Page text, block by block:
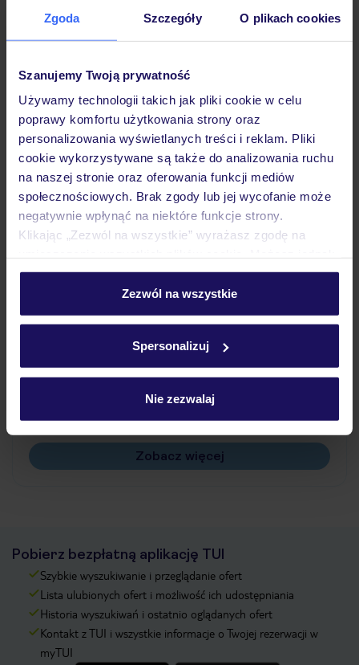
Zgoda Szczegóły O plikach cookies
Szanujemy Twoją prywatność
Używamy technologii takich jak pliki cookie w celu
poprawy komfortu użytkowania strony oraz
personalizowania wyświetlanych treści i reklam. Pliki
cookie wykorzystywane są także do analizowania ruchu
na naszej stronie oraz oferowania funkcji mediów
społecznościowych. Brak zgody lub jej wycofanie może
negatywnie wpłynąć na niektóre funkcje strony.
Klikając „Zezwól na wszystkie” wyrażasz zgodę na
personalizować swój wybór wchodząc w zakładkę
Szczegółowe informacje o plikach cookie znajdziesz
Zezwól na wszystkie
Spersonalizuj
Nie zezwalaj
Hotel
Pokoje
Wyżywienie
Atrakcje
Ważne informacje
Często zadawane pytania
Jak zmienić uczestników/osobę zgłaszającą?
Czy w Hotelu będzie przedstawiciel TUI?
Na jakiej podstawie i gdzie otrzymam karty
pokładowe/bilety lotnicze?
Zobacz więcej
Pobierz bezpłatną aplikację TUI
Szybkie wyszukiwanie i przeglądanie ofert
Lista ulubionych ofert i możliwość ich udostępniania
Historia wyszukiwań i ostatnio oglądanych ofert
Kontakt z TUI i wszystkie informacje o Twojej rezerwacji w
myTUI